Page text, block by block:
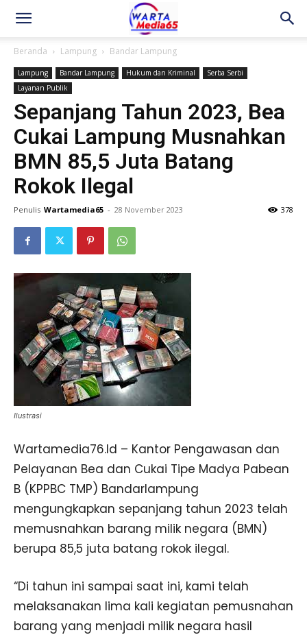
Beranda Lampung Bandar Lampung
Lampung Bandar Lampung Hukum dan Kriminal
Serba Serbi
Layanan Publik
Sepanjang Tahun 2023, Bea
Cukai Lampung Musnahkan
BMN 85,5 Juta Batang
Rokok Ilegal
Penulis Wartamedia65 - 28 November 2023 378
Ilustrasi
Wartamedia76.Id – Kantor Pengawasan dan
Pelayanan Bea dan Cukai Tipe Madya Pabean
B (KPPBC TMP) Bandarlampung
mengungkapkan sepanjang tahun 2023 telah
memusnahkan barang milik negara (BMN)
berupa 85,5 juta batang rokok ilegal.
“Di tahun ini sampai saat ini, kami telah
melaksanakan lima kali kegiatan pemusnahan
barang yang menjadi milik negara hasil